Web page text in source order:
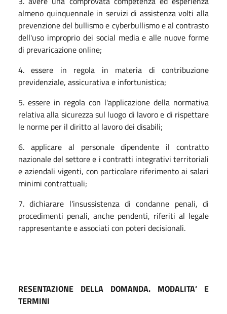
almeno quinquennale in servizi di assistenza volti alla
prevenzione del bullismo e cyberbullismo e al contrasto
dell'uso improprio dei social media e alle nuove forme
di prevaricazione online;
4. essere in regola in materia di contribuzione
previdenziale, assicurativa e infortunistica;
5. essere in regola con l'applicazione della normativa
relativa alla sicurezza sul luogo di lavoro e di rispettare
le norme per il diritto al lavoro dei disabili;
6. applicare al personale dipendente il contratto
nazionale del settore e i contratti integrativi territoriali
e aziendali vigenti, con particolare riferimento ai salari
minimi contrattuali;
7. dichiarare l'insussistenza di condanne penali, di
procedimenti penali, anche pendenti, riferiti al legale
rappresentante e associati con poteri decisionali.
RESENTAZIONE DELLA DOMANDA. MODALITA’ E
TERMINI